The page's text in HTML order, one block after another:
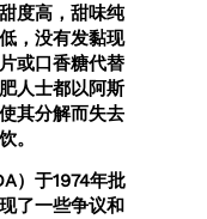
度高，甜味纯
，没有发黏现
或口香糖代替
人士都以阿斯
其分解而失去
。
）于1974年批
了一些争议和